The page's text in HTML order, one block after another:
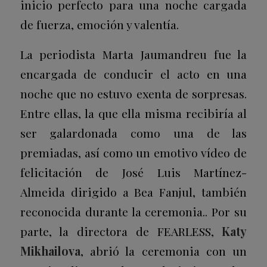
inicio perfecto para una noche cargada
de fuerza, emoción y valentía.
La periodista Marta Jaumandreu fue la
encargada de conducir el acto en una
noche que no estuvo exenta de sorpresas.
Entre ellas, la que ella misma recibiría al
ser galardonada como una de las
premiadas, así como un emotivo vídeo de
felicitación de José Luis Martínez-
Almeida dirigido a Bea Fanjul, también
reconocida durante la ceremonia.. Por su
parte, la directora de FEARLESS, Katy
Mikhailova, abrió la ceremonia con un